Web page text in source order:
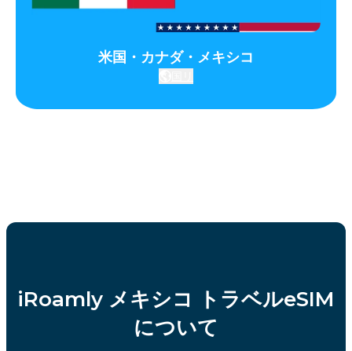
米国・カナダ・メキシコ
iRoamly メキシコ トラベルeSIM
について